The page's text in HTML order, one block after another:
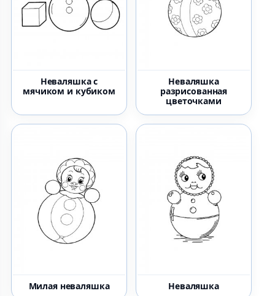
Неваляшка с
мячиком и кубиком
Неваляшка
разрисованная
цветочками
Милая неваляшка Неваляшка